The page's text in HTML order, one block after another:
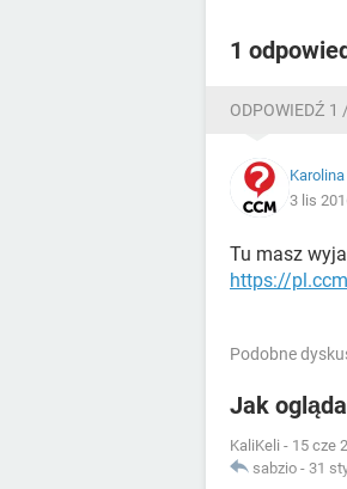
1
ODPOWIEDŹ 1
3 lis
Tu masz
https://
Podobne
Jak
KaliKeli - 15 cze
sabzio - 31